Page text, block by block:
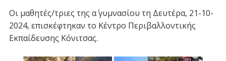
Οι μαθητές/τριες της α΄ γυμνασίου τη Δευτέρα, 21-10-
2024, επισκέφτηκαν το Κέντρο Περιβαλλοντικής
Εκπαίδευσης Κόνιτσας.